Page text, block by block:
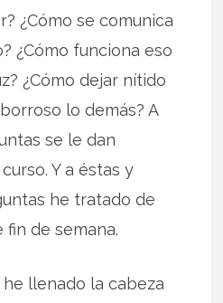
¿Cómo se comunica
¿Cómo funciona eso
¿Cómo dejar nítido
lo demás? A
se le dan
Y a éstas y
he tratado de
de semana.
llenado la cabeza